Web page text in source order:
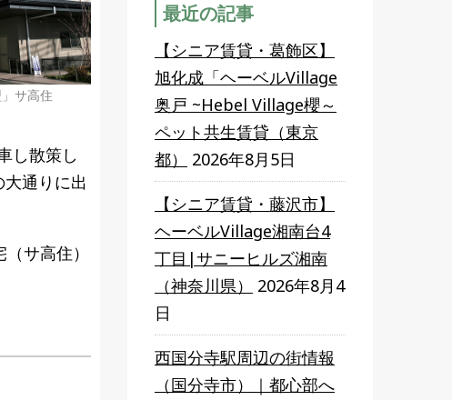
サ高住
し散策し
通りに出
サ高住）
最近の記事
【シニア賃貸・葛飾区】
旭化成「ヘーベルVillage
奥戸 ~Hebel Village櫻～
ペット共生賃貸（東京
都）
2026年8月5日
【シニア賃貸・藤沢市】
ヘーベルVillage湘南台4
丁目|サニーヒルズ湘南
（神奈川県）
2026年8月4
日
西国分寺駅周辺の街情報
（国分寺市）｜都心部へ